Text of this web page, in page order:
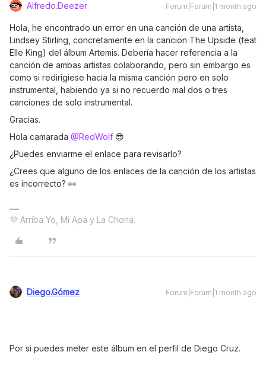
Alfredo.Deezer Forum|Forum|1 month ago
Hola, he encontrado un error en una canción de una artista,
Lindsey Stirling, concretamente en la cancion The Upside (feat
Elle King) del álbum Artemis. Debería hacer referencia a la
canción de ambas artistas colaborando, pero sin embargo es
como si redirigiese hacia la misma canción pero en solo
instrumental, habiendo ya si no recuerdo mal dos o tres
canciones de solo instrumental.
Gracias.
Hola camarada ​ @RedWolf 😎
¿Puedes enviarme el enlace para revisarlo?
¿Crees que alguno de los enlaces de la canción de los artistas
es incorrecto? 👀
💜 Arriba Yo, Mi Apá y La Chona.
Diego.Gómez Forum|Forum|1 month ago
Por si puedes meter este álbum en el perfil de Diego Cruz.